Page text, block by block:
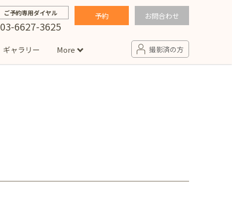
ご予約専用ダイヤル
03-6627-3625
予約 お問合わせ
ギャラリー More 撮影済の方